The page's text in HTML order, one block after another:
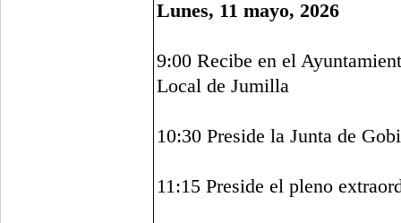
Lunes, 11 mayo, 2026
9:00 Recibe en el
Local de Jumilla
10:30 Preside la Junta de
11:15 Preside el pleno